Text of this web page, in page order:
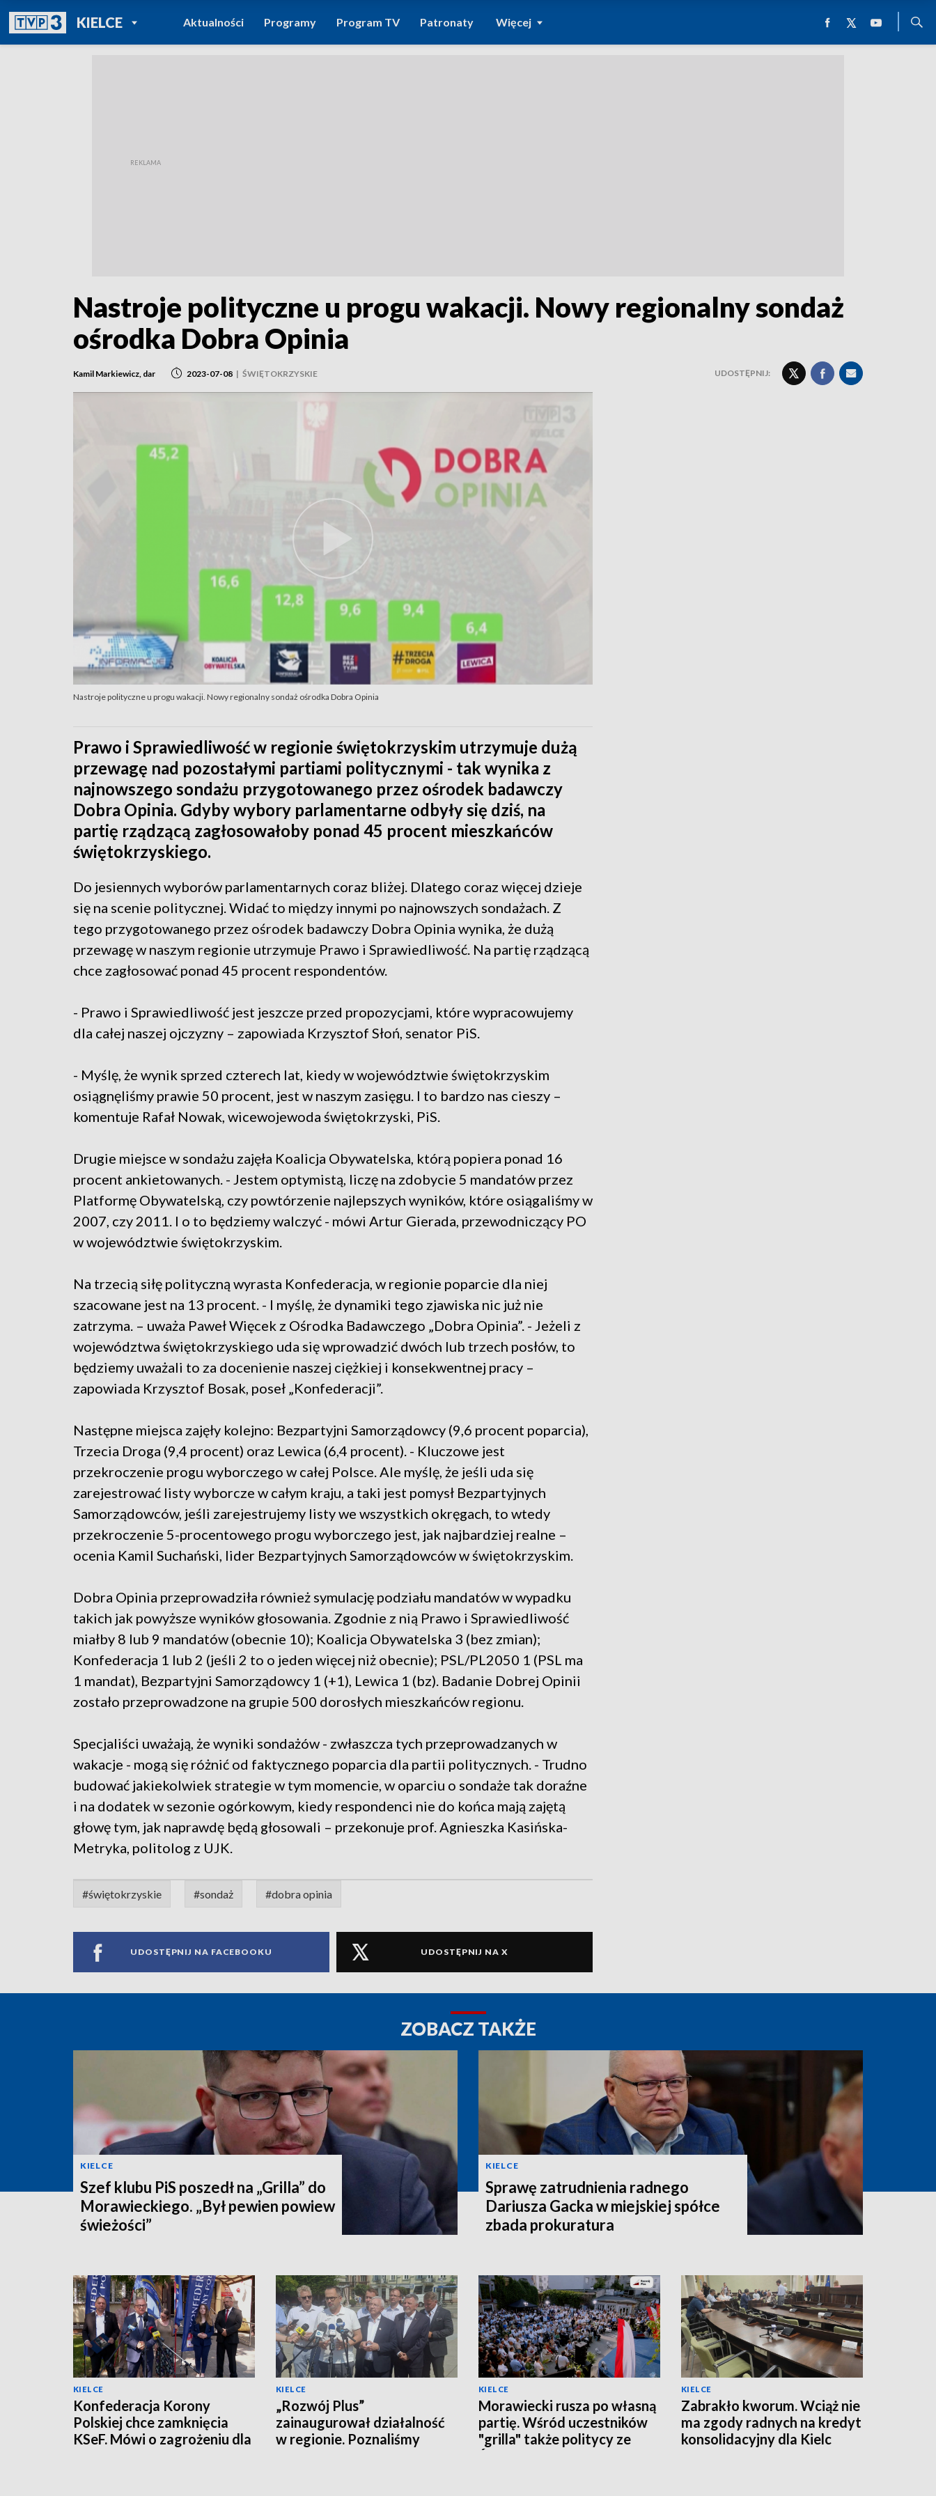
KIELCEPOWRÓT DO
TVP REGIONY
Aktualności Programy Program TV Patronaty Więcej
Nastroje polityczne u progu wakacji. Nowy regionalny sondaż
ośrodka Dobra Opinia
Kamil Markiewicz, dar 2023-07-08 | ŚWIĘTOKRZYSKIE UDOSTĘPNIJ:
Nastroje polityczne u progu wakacji. Nowy regionalny sondaż ośrodka Dobra Opinia
Prawo i Sprawiedliwość w regionie świętokrzyskim utrzymuje dużą
przewagę nad pozostałymi partiami politycznymi - tak wynika z
najnowszego sondażu przygotowanego przez ośrodek badawczy
Dobra Opinia. Gdyby wybory parlamentarne odbyły się dziś, na
partię rządzącą zagłosowałoby ponad 45 procent mieszkańców
świętokrzyskiego.
Do jesiennych wyborów parlamentarnych coraz bliżej. Dlatego coraz więcej dzieje
się na scenie politycznej. Widać to między innymi po najnowszych sondażach. Z
tego przygotowanego przez ośrodek badawczy Dobra Opinia wynika, że dużą
przewagę w naszym regionie utrzymuje Prawo i Sprawiedliwość. Na partię rządzącą
chce zagłosować ponad 45 procent respondentów.
- Prawo i Sprawiedliwość jest jeszcze przed propozycjami, które wypracowujemy
dla całej naszej ojczyzny – zapowiada Krzysztof Słoń, senator PiS.
- Myślę, że wynik sprzed czterech lat, kiedy w województwie świętokrzyskim
osiągnęliśmy prawie 50 procent, jest w naszym zasięgu. I to bardzo nas cieszy –
komentuje Rafał Nowak, wicewojewoda świętokrzyski, PiS.
Drugie miejsce w sondażu zajęła Koalicja Obywatelska, którą popiera ponad 16
procent ankietowanych. - Jestem optymistą, liczę na zdobycie 5 mandatów przez
Platformę Obywatelską, czy powtórzenie najlepszych wyników, które osiągaliśmy w
2007, czy 2011. I o to będziemy walczyć - mówi Artur Gierada, przewodniczący PO
w województwie świętokrzyskim.
Na trzecią siłę polityczną wyrasta Konfederacja, w regionie poparcie dla niej
szacowane jest na 13 procent. - I myślę, że dynamiki tego zjawiska nic już nie
zatrzyma. – uważa Paweł Więcek z Ośrodka Badawczego „Dobra Opinia”. - Jeżeli z
województwa świętokrzyskiego uda się wprowadzić dwóch lub trzech posłów, to
będziemy uważali to za docenienie naszej ciężkiej i konsekwentnej pracy –
zapowiada Krzysztof Bosak, poseł „Konfederacji”.
Następne miejsca zajęły kolejno: Bezpartyjni Samorządowcy (9,6 procent poparcia),
Trzecia Droga (9,4 procent) oraz Lewica (6,4 procent). - Kluczowe jest
przekroczenie progu wyborczego w całej Polsce. Ale myślę, że jeśli uda się
zarejestrować listy wyborcze w całym kraju, a taki jest pomysł Bezpartyjnych
Samorządowców, jeśli zarejestrujemy listy we wszystkich okręgach, to wtedy
przekroczenie 5-procentowego progu wyborczego jest, jak najbardziej realne –
ocenia Kamil Suchański, lider Bezpartyjnych Samorządowców w świętokrzyskim.
Dobra Opinia przeprowadziła również symulację podziału mandatów w wypadku
takich jak powyższe wyników głosowania. Zgodnie z nią Prawo i Sprawiedliwość
miałby 8 lub 9 mandatów (obecnie 10); Koalicja Obywatelska 3 (bez zmian);
Konfederacja 1 lub 2 (jeśli 2 to o jeden więcej niż obecnie); PSL/PL2050 1 (PSL ma
1 mandat), Bezpartyjni Samorządowcy 1 (+1), Lewica 1 (bz). Badanie Dobrej Opinii
zostało przeprowadzone na grupie 500 dorosłych mieszkańców regionu.
Specjaliści uważają, że wyniki sondażów - zwłaszcza tych przeprowadzanych w
wakacje - mogą się różnić od faktycznego poparcia dla partii politycznych. - Trudno
budować jakiekolwiek strategie w tym momencie, w oparciu o sondaże tak doraźne
i na dodatek w sezonie ogórkowym, kiedy respondenci nie do końca mają zajętą
głowę tym, jak naprawdę będą głosowali – przekonuje prof. Agnieszka Kasińska-
Metryka, politolog z UJK.
#świętokrzyskie #sondaż #dobra opinia
UDOSTĘPNIJ NA FACEBOOKU UDOSTĘPNIJ NA X
ZOBACZ TAKŻE
KIELCE
Szef klubu PiS poszedł na „Grilla” do
Morawieckiego. „Był pewien powiew
świeżości”
KIELCE
Sprawę zatrudnienia radnego
Dariusza Gacka w miejskiej spółce
zbada prokuratura
KIELCE
Konfederacja Korony
Polskiej chce zamknięcia
KSeF. Mówi o zagrożeniu dla
KIELCE
„Rozwój Plus”
zainaugurował działalność
w regionie. Poznaliśmy
KIELCE
Morawiecki rusza po własną
partię. Wśród uczestników
"grilla" także politycy ze
Świętokrzyskiego
KIELCE
Zabrakło kworum. Wciąż nie
ma zgody radnych na kredyt
konsolidacyjny dla Kielc